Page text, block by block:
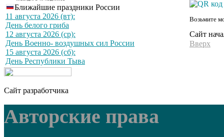
Ближайшие праздники России
11 августа 2026 (вт):
День белого гриба
12 августа 2026 (ср):
День Военно- воздушных сил России
15 августа 2026 (сб):
День Республики Тыва
Возьмите
Сайт
Вверх
Сайт разработчика
Авторские права